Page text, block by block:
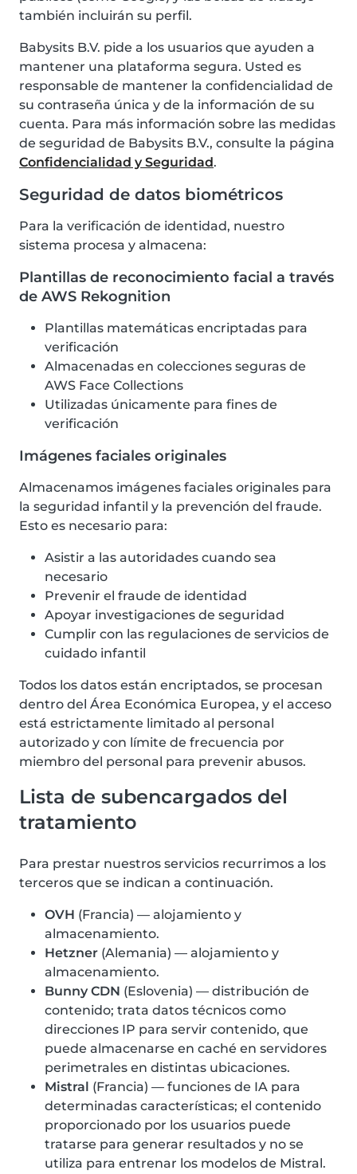
también incluirán su perfil.
Babysits B.V. pide a los usuarios que ayuden a
mantener una plataforma segura. Usted es
responsable de mantener la confidencialidad de
su contraseña única y de la información de su
cuenta. Para más información sobre las medidas
de seguridad de Babysits B.V., consulte la página
Confidencialidad y Seguridad.
Seguridad de datos biométricos
Para la verificación de identidad, nuestro
sistema procesa y almacena:
Plantillas de reconocimiento facial a través
de AWS Rekognition
Plantillas matemáticas encriptadas para
verificación
Almacenadas en colecciones seguras de
AWS Face Collections
Utilizadas únicamente para fines de
verificación
Imágenes faciales originales
Almacenamos imágenes faciales originales para
la seguridad infantil y la prevención del fraude.
Esto es necesario para:
Asistir a las autoridades cuando sea
necesario
Prevenir el fraude de identidad
Apoyar investigaciones de seguridad
Cumplir con las regulaciones de servicios de
cuidado infantil
Todos los datos están encriptados, se procesan
dentro del Área Económica Europea, y el acceso
está estrictamente limitado al personal
autorizado y con límite de frecuencia por
miembro del personal para prevenir abusos.
Lista de subencargados del
tratamiento
Para prestar nuestros servicios recurrimos a los
terceros que se indican a continuación.
OVH (Francia) — alojamiento y
almacenamiento.
Hetzner (Alemania) — alojamiento y
almacenamiento.
Bunny CDN (Eslovenia) — distribución de
contenido; trata datos técnicos como
direcciones IP para servir contenido, que
puede almacenarse en caché en servidores
perimetrales en distintas ubicaciones.
Mistral (Francia) — funciones de IA para
determinadas características; el contenido
proporcionado por los usuarios puede
tratarse para generar resultados y no se
utiliza para entrenar los modelos de Mistral.